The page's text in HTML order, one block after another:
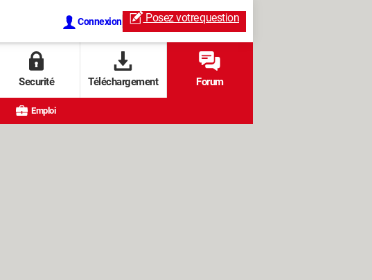
Connexion Posez votrequestion
Securité Téléchargement Forum
Emploi